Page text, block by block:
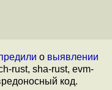
о выявлении
rust, sha-rust, evm-
код.